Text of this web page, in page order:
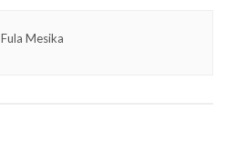
Fula Mesika